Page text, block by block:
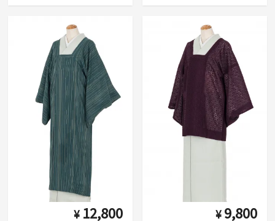
¥ 12,800 ¥ 9,800